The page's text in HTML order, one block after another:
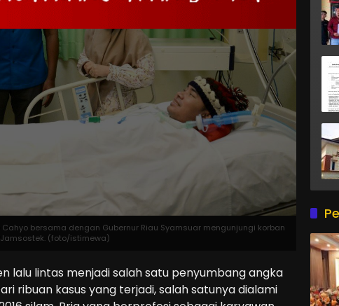
Cahyo bersama dengan Gubernur Riau Syamsuar mengunjungi korban
(foto/istimewa)
lalu lintas menjadi salah satu penyumbang angka
ribuan kasus yang terjadi, salah satunya dialami